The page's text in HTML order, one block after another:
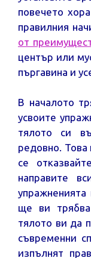
повечето
правилния
от
център или
пъргавина и
В началото
усвоите
тялото си
редовно. Това
се
направите
ще ви
тялото ви да
съвременни
изпълнят